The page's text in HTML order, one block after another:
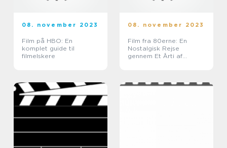
08. november 2023
Film på HBO: En
komplet guide til
filmelskere
08. november 2023
Film fra 80erne: En
Nostalgisk Rejse
gennem Et Årti af